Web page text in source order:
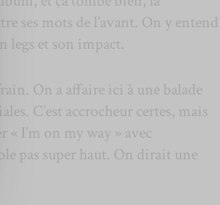
ses mots de l’avant. On y entend
legs et son impact.
On a affaire ici à une balade
C’est accrocheur certes, mais
I’m on my way » avec
pas super haut. On dirait une